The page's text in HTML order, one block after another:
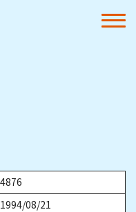
4876
1994/08/21